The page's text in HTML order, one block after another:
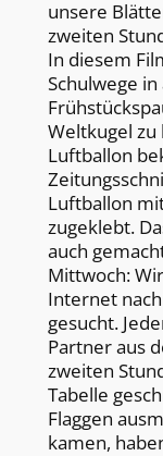
unsere
zweiten
In diesem
Schulwege
Weltkugel zu
Luftballon
Luftballon
zugeklebt.
auch
Mittwoch:
Internet
gesucht.
Partner aus
zweiten
Tabelle
Flaggen
kamen,